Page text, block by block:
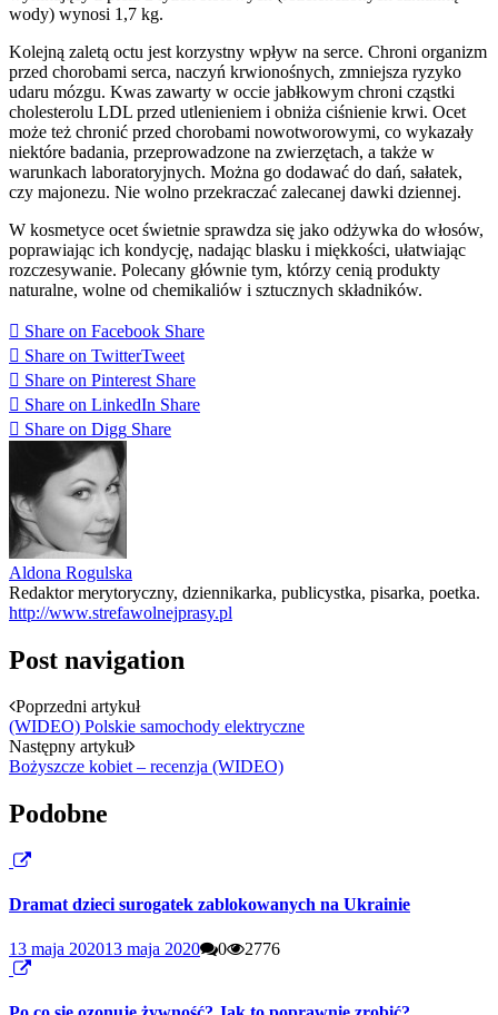
wody) wynosi 1,7 kg.
Kolejną zaletą octu jest korzystny wpływ na serce. Chroni organizm
przed chorobami serca, naczyń krwionośnych, zmniejsza ryzyko
udaru mózgu. Kwas zawarty w occie jabłkowym chroni cząstki
cholesterolu LDL przed utlenieniem i obniża ciśnienie krwi. Ocet
może też chronić przed chorobami nowotworowymi, co wykazały
niektóre badania, przeprowadzone na zwierzętach, a także w
warunkach laboratoryjnych. Można go dodawać do dań, sałatek,
czy majonezu. Nie wolno przekraczać zalecanej dawki dziennej.
W kosmetyce ocet świetnie sprawdza się jako odżywka do włosów,
poprawiając ich kondycję, nadając blasku i miękkości, ułatwiając
rozczesywanie. Polecany głównie tym, którzy cenią produkty
naturalne, wolne od chemikaliów i sztucznych składników.
Share on Facebook Share
Share on TwitterTweet
Share on Pinterest Share
Share on LinkedIn Share
Share on Digg Share
Aldona Rogulska
Redaktor merytoryczny, dziennikarka, publicystka, pisarka, poetka.
http://www.strefawolnejprasy.pl
Post navigation
Poprzedni artykuł
(WIDEO) Polskie samochody elektryczne
Następny artykuł
Bożyszcze kobiet – recenzja (WIDEO)
Podobne
Dramat dzieci surogatek zablokowanych na Ukrainie
13 maja 202013 maja 2020 0 2776